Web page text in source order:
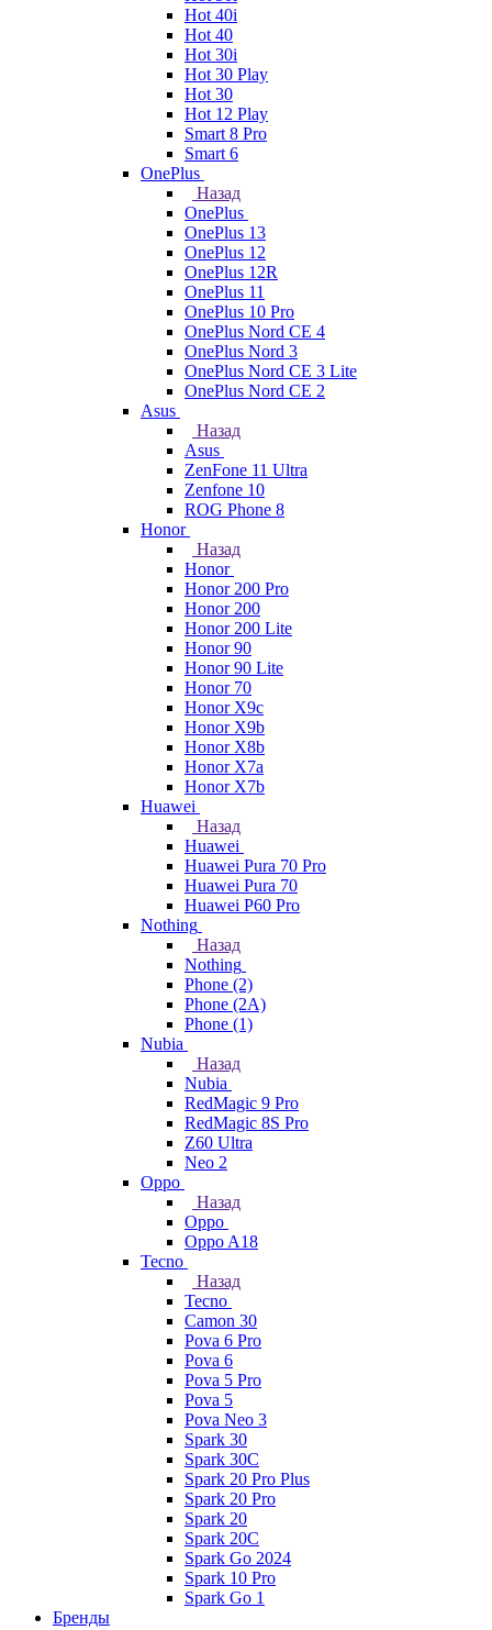
Hot 40i
Hot 40
Hot 30i
Hot 30 Play
Hot 30
Hot 12 Play
Smart 8 Pro
Smart 6
OnePlus
Назад
OnePlus
OnePlus 13
OnePlus 12
OnePlus 12R
OnePlus 11
OnePlus 10 Pro
OnePlus Nord CE 4
OnePlus Nord 3
OnePlus Nord CE 3 Lite
OnePlus Nord CE 2
Asus
Назад
Asus
ZenFone 11 Ultra
Zenfone 10
ROG Phone 8
Honor
Назад
Honor
Honor 200 Pro
Honor 200
Honor 200 Lite
Honor 90
Honor 90 Lite
Honor 70
Honor X9c
Honor X9b
Honor X8b
Honor X7a
Honor X7b
Huawei
Назад
Huawei
Huawei Pura 70 Pro
Huawei Pura 70
Huawei P60 Pro
Nothing
Назад
Nothing
Phone (2)
Phone (2A)
Phone (1)
Nubia
Назад
Nubia
RedMagic 9 Pro
RedMagic 8S Pro
Z60 Ultra
Neo 2
Oppo
Назад
Oppo
Oppo A18
Tecno
Назад
Tecno
Camon 30
Pova 6 Pro
Pova 6
Pova 5 Pro
Pova 5
Pova Neo 3
Spark 30
Spark 30C
Spark 20 Pro Plus
Spark 20 Pro
Spark 20
Spark 20C
Spark Go 2024
Spark 10 Pro
Spark Go 1
Бренды